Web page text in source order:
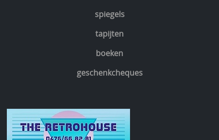
spiegels
tapijten
boeken
geschenkcheques